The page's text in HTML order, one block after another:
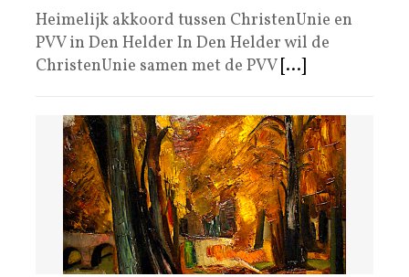
Heimelijk akkoord tussen ChristenUnie en
PVV in Den Helder In Den Helder wil de
ChristenUnie samen met de PVV [...]